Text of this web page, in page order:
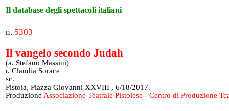
Il database degli spettacoli italiani
n. 5303
Il vangelo secondo Judah
(a. Stefano Massini)
r. Claudia Sorace
sc.
Pistoia, Piazza Giovanni XXVIII , 6/18/2017.
Produzione Associazione Teatrale Pistoiese - Centro di Produzione